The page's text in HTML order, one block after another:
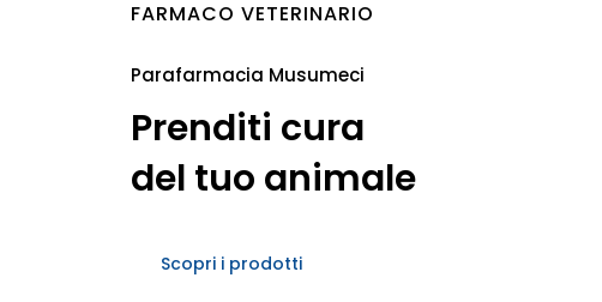
FARMACO VETERINARIO
Parafarmacia Musumeci
Prenditi cura
del tuo animale
Scopri i prodotti